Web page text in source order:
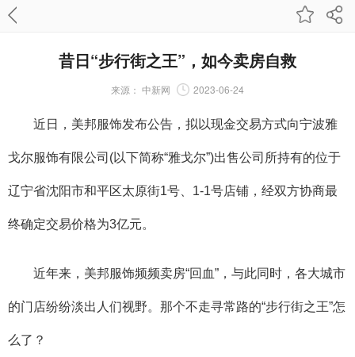
昔日“步行街之王”，如今卖房自救
来源： 中新网 2023-06-24
近日，美邦服饰发布公告，拟以现金交易方式向宁波雅
戈尔服饰有限公司(以下简称“雅戈尔”)出售公司所持有的位于
辽宁省沈阳市和平区太原街1号、1-1号店铺，经双方协商最
终确定交易价格为3亿元。
近年来，美邦服饰频频卖房“回血”，与此同时，各大城市
的门店纷纷淡出人们视野。那个不走寻常路的“步行街之王”怎
么了？